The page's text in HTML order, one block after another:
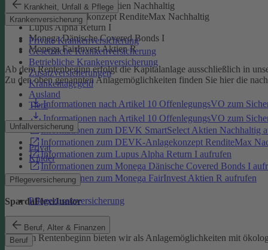
Krankheit, Unfall & Pflege
Krankenversicherung
Private Krankenversicherung
Gesetzliche Krankenversicherung
Betriebliche Krankenversicherung
Zusatzversicherungen
Krankentagegeld
Ausland
Tiere
Unfallversicherung
Privat
Kinder
Pflegeversicherung
Pflegezusatzversicherung
Beruf, Alter & Finanzen
Beruf
DEVK SmartSelect Aktien Nachhaltig
DEVK-Anlagekonzept RenditeMax Nachhaltig
Lupus Alpha Return I
Monega Dänische Covered Bonds I
Monega FairInvest Aktien R
Ab dem Rentenbeginn erfolgt die Kapitalanlage ausschließlich in
Zu den oben genannten Anlagemöglichkeiten finden Sie hier die
Informationen nach Artikel 10 OffenlegungsVO zum
Informationen nach Artikel 10 OffenlegungsVO zum
Informationen zum DEVK SmartSelect Aktien Nachhaltig
Informationen zum DEVK-Anlagekonzept RenditeMax
Informationen zum Lupus Alpha Return I aufrufen
Informationen zum Monega Dänische Covered Bonds I
Informationen zum Monega FairInvest Aktien R aufrufen
SpardaFlexiJunior
SpardaFlexiJunior
Bis zum Rentenbeginn bieten wir als Anlagemöglichkeiten mit